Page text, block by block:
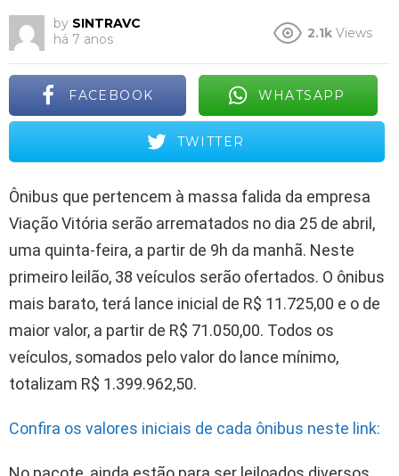
by SINTRAVC
há 7 anos
2.1k Views
FACEBOOK WHATSAPP
TWITTER
Ônibus que pertencem à massa falida da empresa
Viação Vitória serão arrematados no dia 25 de abril,
uma quinta-feira, a partir de 9h da manhã. Neste
primeiro leilão, 38 veículos serão ofertados. O ônibus
mais barato, terá lance inicial de R$ 11.725,00 e o de
maior valor, a partir de R$ 71.050,00. Todos os
veículos, somados pelo valor do lance mínimo,
totalizam R$ 1.399.962,50.
Confira os valores iniciais de cada ônibus neste link: